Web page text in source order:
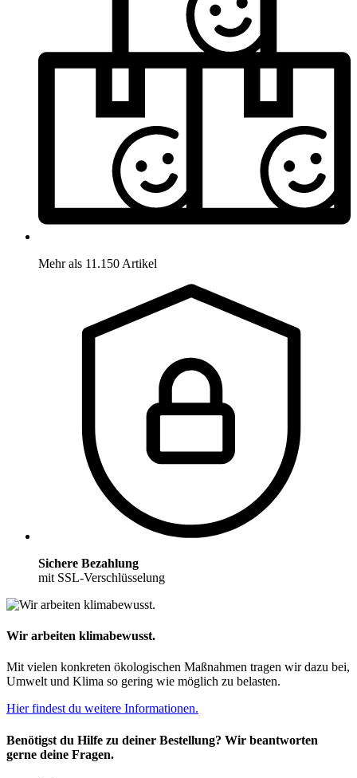
Mehr als 11.150 Artikel
Sichere Bezahlung
mit SSL-Verschlüsselung
Wir arbeiten klimabewusst.
Mit vielen konkreten ökologischen Maßnahmen tragen wir dazu bei,
Umwelt und Klima so gering wie möglich zu belasten.
Hier findest du weitere Informationen.
Benötigst du Hilfe zu deiner Bestellung? Wir beantworten
gerne deine Fragen.